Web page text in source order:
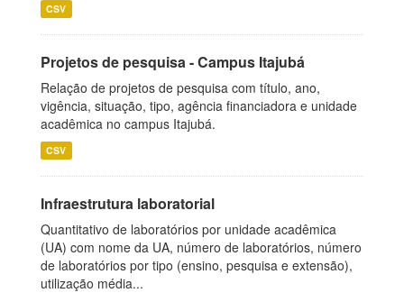
CSV
Projetos de pesquisa - Campus Itajubá
Relação de projetos de pesquisa com título, ano,
vigência, situação, tipo, agência financiadora e unidade
acadêmica no campus Itajubá.
CSV
Infraestrutura laboratorial
Quantitativo de laboratórios por unidade acadêmica
(UA) com nome da UA, número de laboratórios, número
de laboratórios por tipo (ensino, pesquisa e extensão),
utilização média...